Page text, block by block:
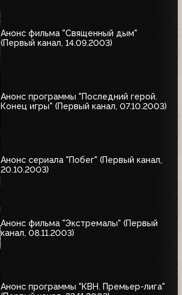
Анонс фильма "Священный дым"
(Первый канал, 14.09.2003)
Анонс программы "Последний герой.
Конец игры" (Первый канал, 07.10.2003)
Анонс сериала "Побег" (Первый канал,
20.10.2003)
Анонс фильма "Экстремалы" (Первый
канал, 08.11.2003)
Анонс программы "КВН. Премьер-лига"